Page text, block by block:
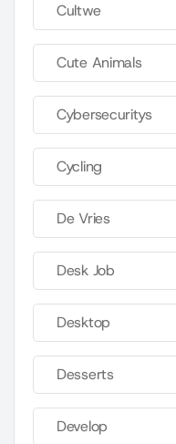
Cultwe
Cute Animals
Cybersecuritys
Cycling
De Vries
Desk Job
Desktop
Desserts
Develop